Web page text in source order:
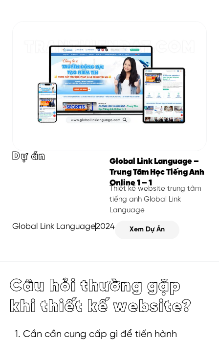
Dự án
Global Link Language –
Trung Tâm Học Tiếng Anh
Online 1 – 1
Thiết kế website trung tâm
tiếng anh Global Link
Language
Global Link Language2024 Xem Dự Án
Câu hỏi thường gặp
khi thiết kế website?
1. Cần cần cung cấp gì để tiến hành